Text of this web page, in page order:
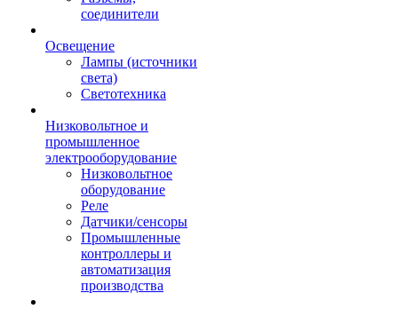
соединители
Освещение
Лампы (источники
света)
Светотехника
Низковольтное и
промышленное
электрооборудование
Низковольтное
оборудование
Реле
Датчики/сенсоры
Промышленные
контроллеры и
автоматизация
производства